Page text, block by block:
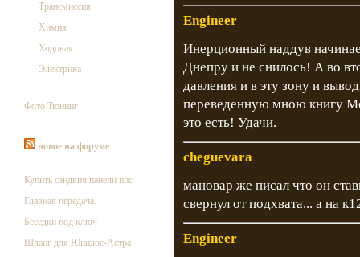
Трансмиссия
Химия
Ходовая
Электрика
Фото Тюнинг
новое на форуме
Купить сэндвич панели ппс
Главная передача.
Беседки под ключ
Шланг для Юнилос-Астра
Engineer
Инерционный наддув
Днепру и не снилось! А во
давления и в эту зону и
переведенную мною книгу
это есть! Удачи.
cheguevara
мановар же писал что он
свернул от подхвата... а на
Engineer